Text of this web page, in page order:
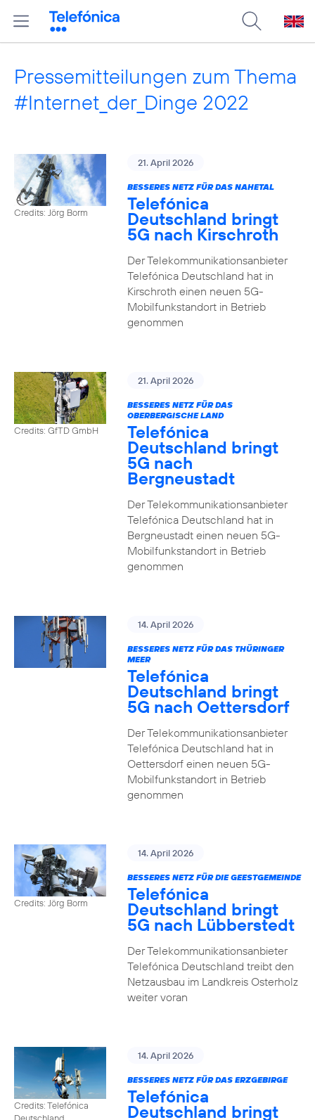
Pressemitteilungen zum Thema
#Internet_der_Dinge 2022
Credits: Jörg Borm
21. April 2026
BESSERES NETZ FÜR DAS NAHETAL
Telefónica
Deutschland bringt
5G nach Kirschroth
Der Telekommunikationsanbieter
Telefónica Deutschland hat in
Kirschroth einen neuen 5G-
Mobilfunkstandort in Betrieb
genommen
Credits: GfTD GmbH
21. April 2026
BESSERES NETZ FÜR DAS
OBERBERGISCHE LAND
Telefónica
Deutschland bringt
5G nach
Bergneustadt
Der Telekommunikationsanbieter
Telefónica Deutschland hat in
Bergneustadt einen neuen 5G-
Mobilfunkstandort in Betrieb
genommen
14. April 2026
BESSERES NETZ FÜR DAS THÜRINGER
MEER
Telefónica
Deutschland bringt
5G nach Oettersdorf
Der Telekommunikationsanbieter
Telefónica Deutschland hat in
Oettersdorf einen neuen 5G-
Mobilfunkstandort in Betrieb
genommen
Credits: Jörg Borm
14. April 2026
BESSERES NETZ FÜR DIE GEESTGEMEINDE
Telefónica
Deutschland bringt
5G nach Lübberstedt
Der Telekommunikationsanbieter
Telefónica Deutschland treibt den
Netzausbau im Landkreis Osterholz
weiter voran
Credits: Telefónica
Deutschland
14. April 2026
BESSERES NETZ FÜR DAS ERZGEBIRGE
Telefónica
Deutschland bringt